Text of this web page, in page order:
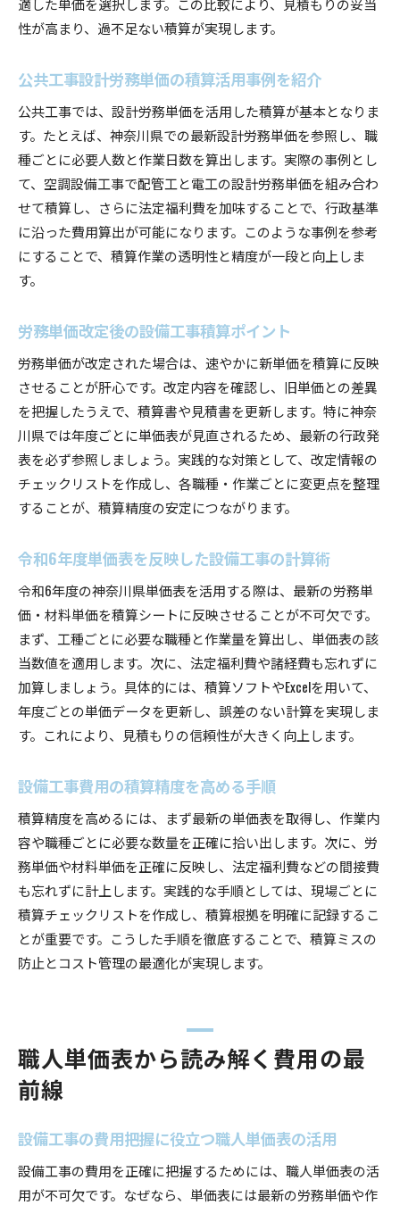
性が高まり、過不足ない積算が実現します。
公共工事設計労務単価の積算活用事例を紹介
公共工事では、設計労務単価を活用した積算が基本となりま
す。たとえば、神奈川県での最新設計労務単価を参照し、職
種ごとに必要人数と作業日数を算出します。実際の事例とし
て、空調設備工事で配管工と電工の設計労務単価を組み合わ
せて積算し、さらに法定福利費を加味することで、行政基準
に沿った費用算出が可能になります。このような事例を参考
にすることで、積算作業の透明性と精度が一段と向上しま
す。
労務単価改定後の設備工事積算ポイント
労務単価が改定された場合は、速やかに新単価を積算に反映
させることが肝心です。改定内容を確認し、旧単価との差異
を把握したうえで、積算書や見積書を更新します。特に神奈
川県では年度ごとに単価表が見直されるため、最新の行政発
表を必ず参照しましょう。実践的な対策として、改定情報の
チェックリストを作成し、各職種・作業ごとに変更点を整理
することが、積算精度の安定につながります。
令和6年度単価表を反映した設備工事の計算術
令和6年度の神奈川県単価表を活用する際は、最新の労務単
価・材料単価を積算シートに反映させることが不可欠です。
まず、工種ごとに必要な職種と作業量を算出し、単価表の該
当数値を適用します。次に、法定福利費や諸経費も忘れずに
加算しましょう。具体的には、積算ソフトやExcelを用いて、
年度ごとの単価データを更新し、誤差のない計算を実現しま
す。これにより、見積もりの信頼性が大きく向上します。
設備工事費用の積算精度を高める手順
積算精度を高めるには、まず最新の単価表を取得し、作業内
容や職種ごとに必要な数量を正確に拾い出します。次に、労
務単価や材料単価を正確に反映し、法定福利費などの間接費
も忘れずに計上します。実践的な手順としては、現場ごとに
積算チェックリストを作成し、積算根拠を明確に記録するこ
とが重要です。こうした手順を徹底することで、積算ミスの
防止とコスト管理の最適化が実現します。
職人単価表から読み解く費用の最
前線
設備工事の費用把握に役立つ職人単価表の活用
設備工事の費用を正確に把握するためには、職人単価表の活
用が不可欠です。なぜなら、単価表には最新の労務単価や作